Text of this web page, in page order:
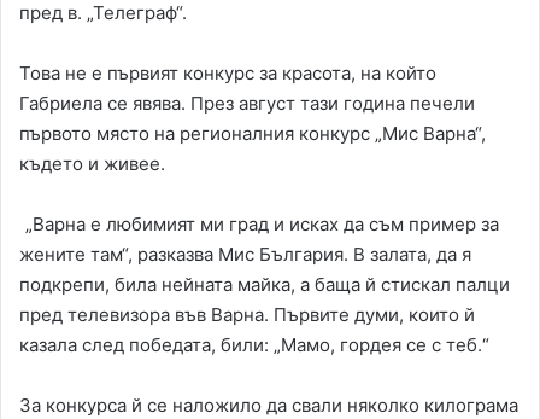
пред в. „Телеграф“.
Това не е първият конкурс за красота, на който
Габриела се явява. През август тази година печели
първото място на регионалния конкурс „Мис Варна“,
където и живее.
„Варна е любимият ми град и исках да съм пример за
жените там“, разказва Мис България. В залата, да я
подкрепи, била нейната майка, а баща й стискал палци
пред телевизора във Варна. Първите думи, които й
казала след победата, били: „Мамо, гордея се с теб.“
За конкурса й се наложило да свали няколко килограма